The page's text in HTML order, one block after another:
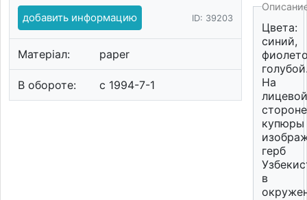
добавить информацию ID: 39203
Матеріал: paper
В обороте: c 1994-7-1
Цвета:
синий,
На
лицевой
стороне
купюры
герб
в